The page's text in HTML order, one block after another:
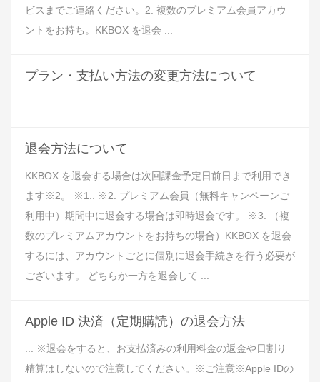
ビスまでご連絡ください。2. 複数のプレミアム会員アカウ
ントをお持ち。KKBOX を退会 ...
プラン・支払い方法の変更方法について
退会方法について
KKBOX を退会する場合は次回課金予定日前日まで利用でき
ます※2。 ※1.. ※2. プレミアム会員（無料キャンペーンご
利用中）期間中に退会する場合は即時退会です。 ※3. （複
数のプレミアムアカウントをお持ちの場合）KKBOX を退会
するには、アカウントごとに個別に退会手続きを行う必要が
ございます。 どちらか一方を退会して ...
Apple ID 決済（定期購読）の退会方法
... ※退会をすると、お支払済みの利用料金の返金や日割り
精算はしないので注意してください。※ご注意※Apple IDの